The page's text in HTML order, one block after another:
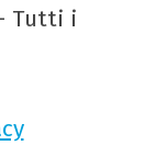
Tutti i